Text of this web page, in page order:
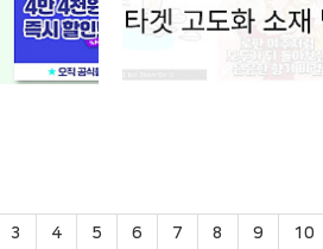
3 4 5 6 7 8 9 10